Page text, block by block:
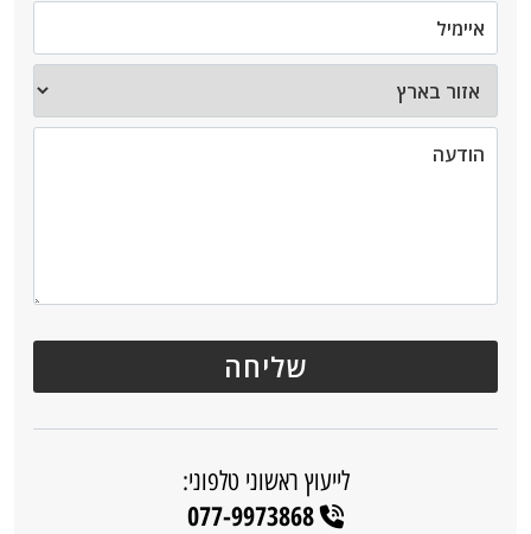
לייעוץ ראשוני טלפוני:
077-9973868